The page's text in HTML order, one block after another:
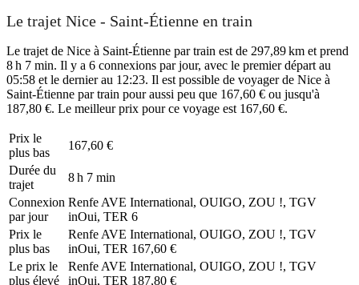
Le trajet Nice - Saint-Étienne en train
Le trajet de Nice à Saint-Étienne par train est de 297,89 km et prend
8 h 7 min. Il y a 6 connexions par jour, avec le premier départ au
05:58 et le dernier au 12:23. Il est possible de voyager de Nice à
Saint-Étienne par train pour aussi peu que 167,60 € ou jusqu'à
187,80 €. Le meilleur prix pour ce voyage est 167,60 €.
Prix ​​le
plus bas
167,60 €
Durée du
trajet
8 h 7 min
Connexion
par jour
Renfe AVE International, OUIGO, ZOU !, TGV
inOui, TER 6
Prix ​​le
plus bas
Renfe AVE International, OUIGO, ZOU !, TGV
inOui, TER 167,60 €
Le prix le
plus élevé
Renfe AVE International, OUIGO, ZOU !, TGV
inOui, TER 187,80 €